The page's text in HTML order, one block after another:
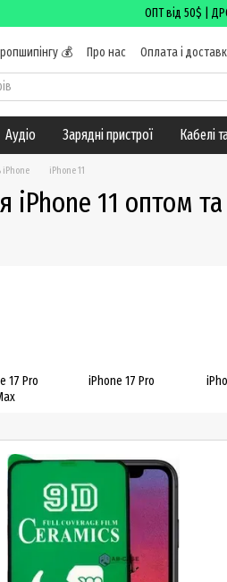
ОПТ від 50$ |
💰 Про нас
Оплата і
Контактна інформація Блог
Аудіо Зарядні пристрої Кабелі
iPhone iPhone 11
iPhone 11 оптом
17 Pro
iPhone 17 Pro